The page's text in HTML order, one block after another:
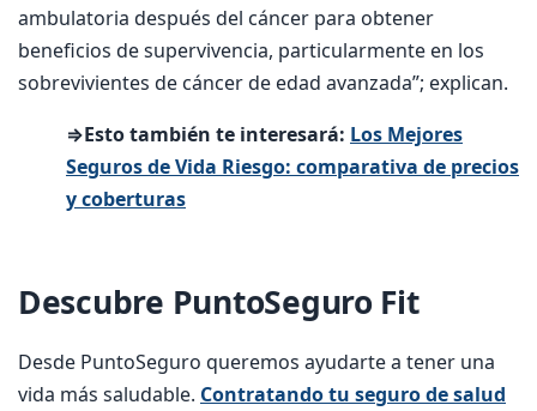
ambulatoria después del cáncer para obtener
beneficios de supervivencia, particularmente en los
sobrevivientes de cáncer de edad avanzada”; explican.
⇒Esto también te interesará: Los Mejores
Seguros de Vida Riesgo: comparativa de precios
y coberturas
Descubre PuntoSeguro Fit
Desde PuntoSeguro queremos ayudarte a tener una
vida más saludable. Contratando tu seguro de salud